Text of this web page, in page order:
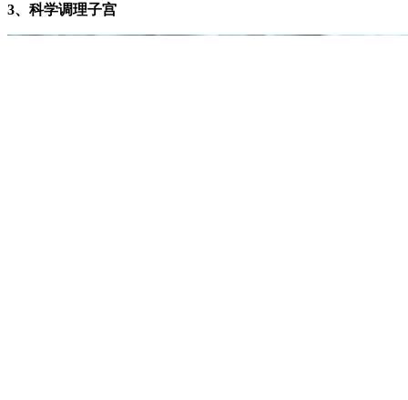
3、科学调理子宫